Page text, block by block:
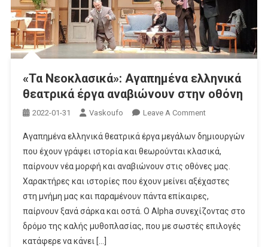
«Τα Νεοκλασικά»: Αγαπημένα ελληνικά
θεατρικά έργα αναβιώνουν στην οθόνη
2022-01-31 Vaskoufo Leave A CommentOn
Νεοκλασικά»:
Αγαπημένα
Ελληνικά
Θεατρικά
Έργα
Αναβιώνουν
Στην
Αγαπημένα ελληνικά θεατρικά έργα μεγάλων δημιουργών
που έχουν γράψει ιστορία και θεωρούνται κλασικά,
παίρνουν νέα μορφή και αναβιώνουν στις οθόνες μας.
Χαρακτήρες και ιστορίες που έχουν μείνει αξέχαστες
στη μνήμη μας και παραμένουν πάντα επίκαιρες,
παίρνουν ξανά σάρκα και οστά. Ο Alpha συνεχίζοντας στο
δρόμο της καλής μυθοπλασίας, που με σωστές επιλογές
κατάφερε να κάνει […]